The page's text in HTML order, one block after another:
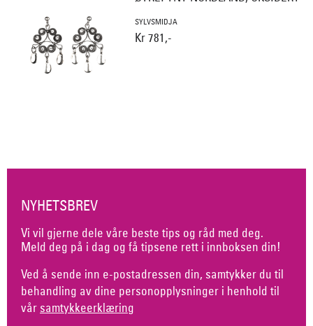
SYLVSMIDJA
Kr 781,-
NYHETSBREV
Vi vil gjerne dele våre beste tips og råd med deg.
Meld deg på i dag og få tipsene rett i innboksen din!
Ved å sende inn e-postadressen din, samtykker du til
behandling av dine personopplysninger i henhold til
vår samtykkeerklæring